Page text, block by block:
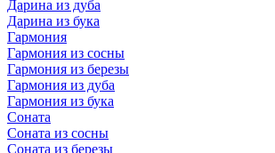
Дарина из дуба
Дарина из бука
Гармония
Гармония из сосны
Гармония из березы
Гармония из дуба
Гармония из бука
Соната
Соната из сосны
Соната из березы